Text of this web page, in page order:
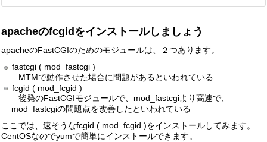
apacheのfcgidをインストールしましょう
apacheのFastCGIのためのモジュールは、２つあります。
fastcgi ( mod_fastcgi )
– MTMで動作させた場合に問題があるといわれている
fcgid ( mod_fcgid )
– 後発のFastCGIモジュールで、mod_fastcgiより高速で、
mod_fastcgiの問題点を改善したといわれている
ここでは、速そうなfcgid ( mod_fcgid )をインストールしてみます。
CentOSなのでyumで簡単にインストールできます。